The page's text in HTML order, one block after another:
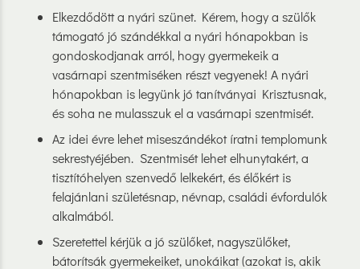
Elkezdődött a nyári szünet. Kérem, hogy a szülők
támogató jó szándékkal a nyári hónapokban is
gondoskodjanak arról, hogy gyermekeik a
vasárnapi szentmiséken részt vegyenek! A nyári
hónapokban is legyünk jó tanítványai Krisztusnak,
és soha ne mulasszuk el a vasárnapi szentmisét.
Az idei évre lehet miseszándékot íratni templomunk
sekrestyéjében. Szentmisét lehet elhunytakért, a
tisztítóhelyen szenvedő lelkekért, és élőkért is
felajánlani születésnap, névnap, családi évfordulók
alkalmából.
Szeretettel kérjük a jó szülőket, nagyszülőket,
bátorítsák gyermekeiket, unokáikat (azokat is, akik